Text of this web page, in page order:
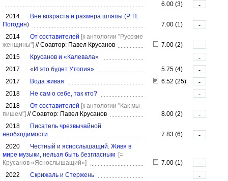
6.00 (3)
-
2014
Вне возраста и размера шляпы (Р. П.
Погодин)
7.00 (1)
-
2014
От составителей [к антологии "Русские
женщины"] //Соавтор: Павел Крусанов 7.00 (2)
-
2015
Крусанов и «Калевала»
-
2017
«И это будет Утопия» 5.75 (4)
-
2017
Вода живая 6.52 (25)
-
2018
Не сам о себе, так кто?
-
2018
От составителей [к антологии "Как мы
пишем"] //Соавтор: Павел Крусанов 8.00 (2)
-
2018
Писатель чрезвычайной
необходимости
7.83 (6)
-
2020
Честный и яснослышащий. Живя в
мире музыки, нельзя быть безгласным [=
Крусанов «Яснослышащий»]
7.00 (1)
-
2022
Скрижаль и Стержень
-